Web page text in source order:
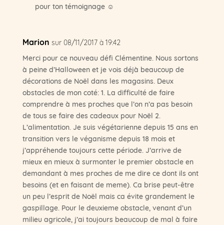
pour ton témoignage ☺
Marion sur 08/11/2017 à 19:42
Merci pour ce nouveau défi Clémentine. Nous sortons
à peine d’Halloween et je vois déjà beaucoup de
décorations de Noël dans les magasins. Deux
obstacles de mon coté: 1. La difficulté de faire
comprendre à mes proches que l’on n’a pas besoin
de tous se faire des cadeaux pour Noël 2.
L’alimentation. Je suis végétarienne depuis 15 ans en
transition vers le véganisme depuis 18 mois et
j’appréhende toujours cette période. J’arrive de
mieux en mieux à surmonter le premier obstacle en
demandant à mes proches de me dire ce dont ils ont
besoins (et en faisant de meme). Ca brise peut-être
un peu l’esprit de Noël mais ca évite grandement le
gaspillage. Pour le deuxieme obstacle, venant d’un
milieu agricole, j’ai toujours beaucoup de mal à faire